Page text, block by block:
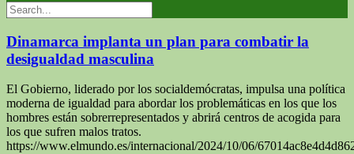
Dinamarca implanta un plan para combatir la
desigualdad masculina
El Gobierno, liderado por los socialdemócratas, impulsa una política
moderna de igualdad para abordar los problemáticas en los que los
hombres están sobrerrepresentados y abrirá centros de acogida para
los que sufren malos tratos.
https://www.elmundo.es/internacional/2024/10/06/